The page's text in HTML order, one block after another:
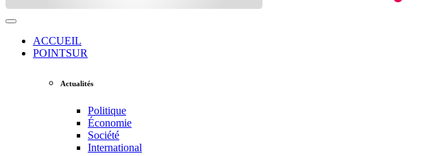
ACCUEIL
POINTSUR
Actualités
Politique
Économie
Société
International